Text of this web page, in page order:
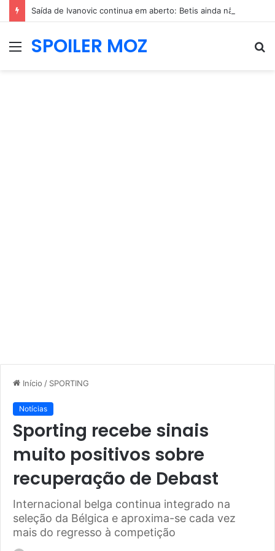
MenuSPOILER MOZ
Início / SPORTING
Notícias
Sporting recebe sinais
muito positivos sobre
recuperação de Debast
Internacional belga continua integrado na
seleção da Bélgica e aproxima-se cada vez
mais do regresso à competição